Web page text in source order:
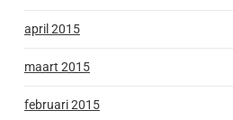
april 2015
maart 2015
februari 2015